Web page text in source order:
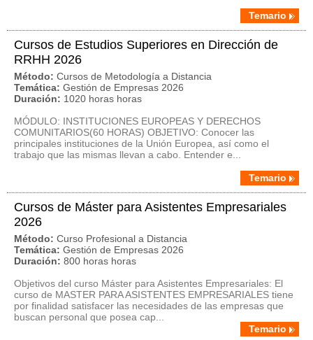
Temario
Cursos de Estudios Superiores en Dirección de
RRHH 2026
Método: Cursos de Metodología a Distancia
Temática: Gestión de Empresas 2026
Duración: 1020 horas horas
MÓDULO: INSTITUCIONES EUROPEAS Y DERECHOS
COMUNITARIOS(60 HORAS) OBJETIVO: Conocer las
principales instituciones de la Unión Europea, así como el
trabajo que las mismas llevan a cabo. Entender e...
Temario
Cursos de Máster para Asistentes Empresariales
2026
Método: Curso Profesional a Distancia
Temática: Gestión de Empresas 2026
Duración: 800 horas horas
Objetivos del curso Máster para Asistentes Empresariales: El
curso de MASTER PARA ASISTENTES EMPRESARIALES tiene
por finalidad satisfacer las necesidades de las empresas que
buscan personal que posea cap...
Temario